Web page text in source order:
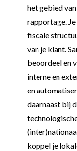
het gebied
rapportage.
fiscale
van je klant.
beoordeel en
interne en
en
daarnaast bij
koppel je